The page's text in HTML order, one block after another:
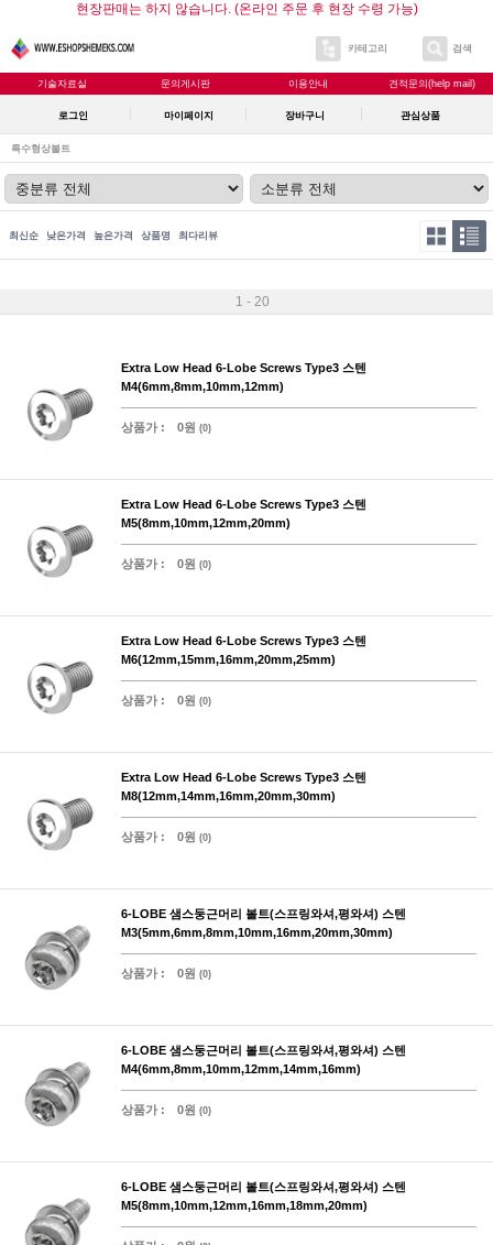
현장판매는 하지 않습니다. (온라인 주문 후 현장 수령 가능)
카테고리 검색
기술자료실 문의게시판 이용안내 견적문의(help mail)
로그인 마이페이지 장바구니 관심상품
특수형상볼트
최신순 낮은가격 높은가격 상품명 최다리뷰
1 - 20
Extra Low Head 6-Lobe Screws Type3 스텐
M4(6mm,8mm,10mm,12mm)
상품가 : 0원 (0)
Extra Low Head 6-Lobe Screws Type3 스텐
M5(8mm,10mm,12mm,20mm)
상품가 : 0원 (0)
Extra Low Head 6-Lobe Screws Type3 스텐
M6(12mm,15mm,16mm,20mm,25mm)
상품가 : 0원 (0)
Extra Low Head 6-Lobe Screws Type3 스텐
M8(12mm,14mm,16mm,20mm,30mm)
상품가 : 0원 (0)
6-LOBE 샘스둥근머리 볼트(스프링와셔,평와셔) 스텐
M3(5mm,6mm,8mm,10mm,16mm,20mm,30mm)
상품가 : 0원 (0)
6-LOBE 샘스둥근머리 볼트(스프링와셔,평와셔) 스텐
M4(6mm,8mm,10mm,12mm,14mm,16mm)
상품가 : 0원 (0)
6-LOBE 샘스둥근머리 볼트(스프링와셔,평와셔) 스텐
M5(8mm,10mm,12mm,16mm,18mm,20mm)